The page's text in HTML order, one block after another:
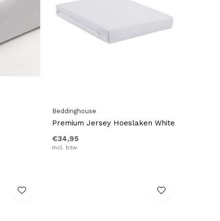
Beddinghouse
Premium Jersey Hoeslaken White
€34,95
Incl. btw